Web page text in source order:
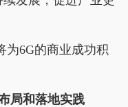
为6G的商业成功积
局和落地实践